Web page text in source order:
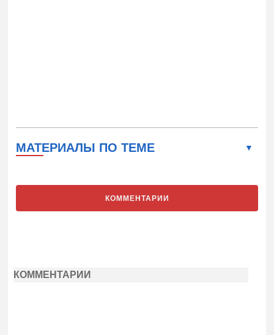
МАТЕРИАЛЫ ПО ТЕМЕ
КОММЕНТАРИИ
КОММЕНТАРИИ